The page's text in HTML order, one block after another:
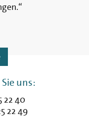
uns:
22 40
22 49